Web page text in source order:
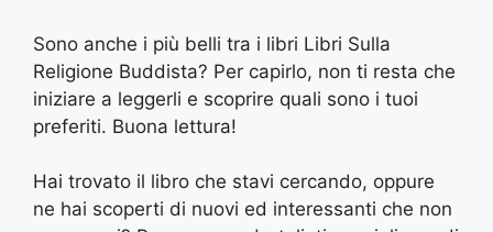
Sono anche i più belli tra i libri Libri Sulla
Religione Buddista? Per capirlo, non ti resta che
iniziare a leggerli e scoprire quali sono i tuoi
preferiti. Buona lettura!
Hai trovato il libro che stavi cercando, oppure
ne hai scoperti di nuovi ed interessanti che non